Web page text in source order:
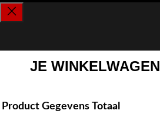
JE WINKELWAGEN
Product Gegevens Totaal